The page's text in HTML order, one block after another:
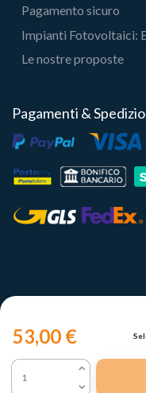
53,00 €
Pagamento sicuro
Impianti Fotovoltaici:
Le nostre proposte
Pagamenti &
Copyright 2023 | Il
Le tue preferenze